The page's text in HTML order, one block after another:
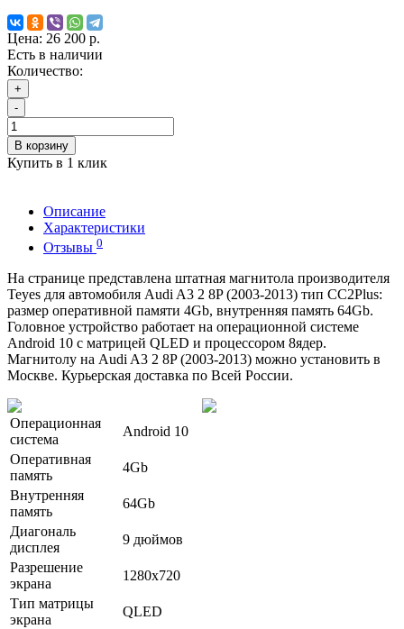
Цена: 26 200 р.
Есть в наличии
Количество:
+
-
В корзину
Купить в 1 клик
Описание
Характеристики
Отзывы 0
На странице представлена штатная магнитола производителя
Teyes для автомобиля Audi A3 2 8P (2003-2013) тип CC2Plus:
размер оперативной памяти 4Gb, внутренняя память 64Gb.
Головное устройство работает на операционной системе
Android 10 с матрицей QLED и процессором 8ядер.
Магнитолу на Audi A3 2 8P (2003-2013) можно установить в
Москве. Курьерская доставка по Всей России.
Операционная
система
Android 10
Оперативная
память
4Gb
Внутренняя
память
64Gb
Диагональ
дисплея
9 дюймов
Разрешение
экрана
1280x720
Тип матрицы
экрана
QLED